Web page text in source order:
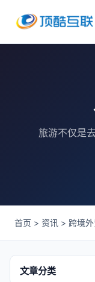
旅游不仅是
首页 > 资讯 > 跨境
文章分类